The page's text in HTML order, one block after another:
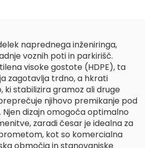
naprednega inženiringa,
voznih poti in parkirišč.
visoke gostote (HDPE), ta
zagotavlja trdno, a hkrati
ki stabilizira gramoz ali druge
njihovo premikanje pod
dizajn omogoča optimalno
zaradi česar je idealna za
kot so komercialna